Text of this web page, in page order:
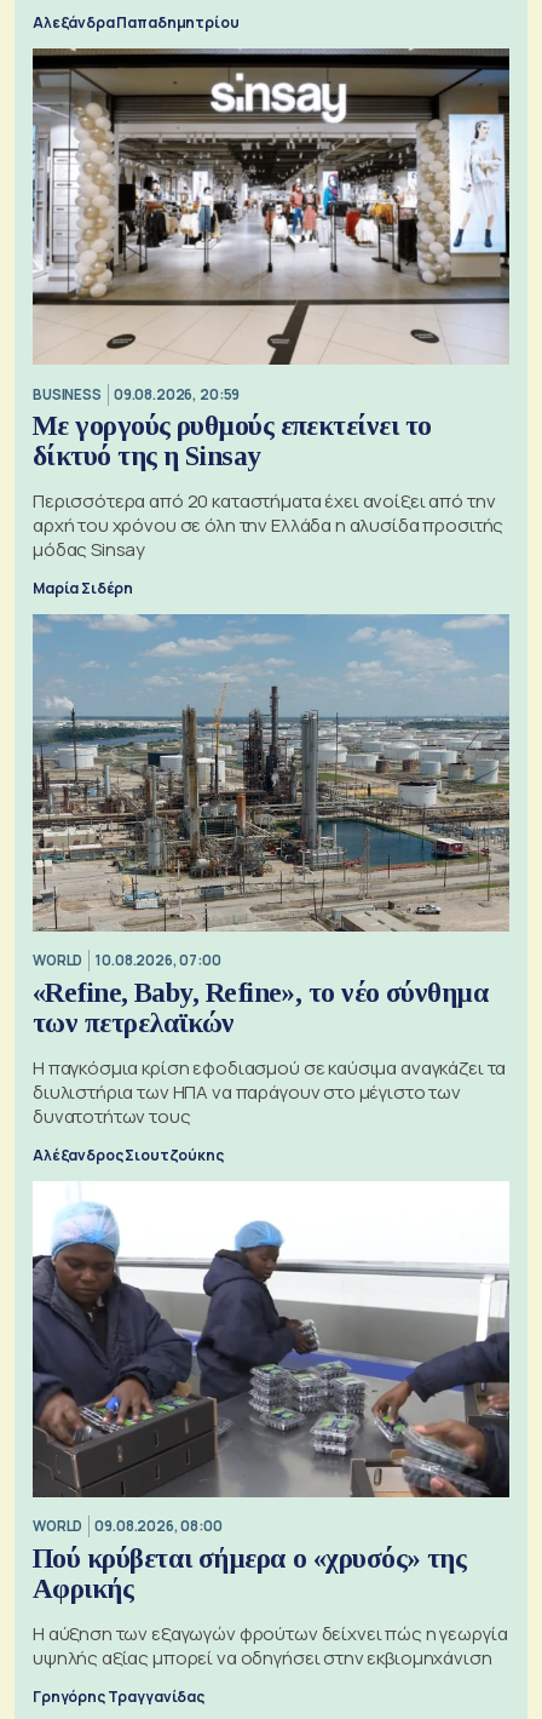
Αλεξάνδρα Παπαδημητρίου
BUSINESS 09.08.2026, 20:59
Με γοργούς ρυθμούς επεκτείνει το
δίκτυό της η Sinsay
Περισσότερα από 20 καταστήματα έχει ανοίξει από την
αρχή του χρόνου σε όλη την Ελλάδα η αλυσίδα προσιτής
μόδας Sinsay
Μαρία Σιδέρη
WORLD 10.08.2026, 07:00
«Refine, Baby, Refine», το νέο σύνθημα
των πετρελαϊκών
Η παγκόσμια κρίση εφοδιασμού σε καύσιμα αναγκάζει τα
διυλιστήρια των ΗΠΑ να παράγουν στο μέγιστο των
δυνατοτήτων τους
Αλέξανδρος Σιουτζούκης
WORLD 09.08.2026, 08:00
Πού κρύβεται σήμερα ο «χρυσός» της
Αφρικής
Η αύξηση των εξαγωγών φρούτων δείχνει πώς η γεωργία
υψηλής αξίας μπορεί να οδηγήσει στην εκβιομηχάνιση
Γρηγόρης Τραγγανίδας